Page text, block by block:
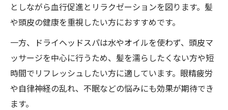
としながら血行促進とリラクゼーションを図ります。髪
や頭皮の健康を重視したい方におすすめです。
一方、ドライヘッドスパは水やオイルを使わず、頭皮マ
ッサージを中心に行うため、髪を濡らしたくない方や短
時間でリフレッシュしたい方に適しています。眼精疲労
や自律神経の乱れ、不眠などの悩みにも効果が期待でき
ます。